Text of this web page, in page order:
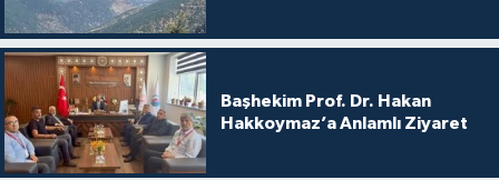
Başhekim Prof. Dr. Hakan
Hakkoymaz’a Anlamlı Ziyaret